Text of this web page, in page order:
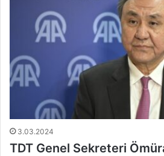
3.03.2024
TDT Genel Sekreteri